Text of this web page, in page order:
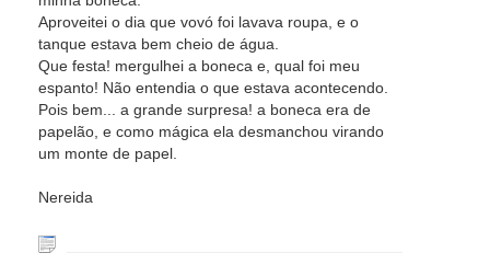
Aproveitei o dia que vovó foi lavava roupa, e o
tanque estava bem cheio de água.
Que festa! mergulhei a boneca e, qual foi meu
espanto! Não entendia o que estava acontecendo.
Pois bem... a grande surpresa! a boneca era de
papelão, e como mágica ela desmanchou virando
um monte de papel.
Nereida